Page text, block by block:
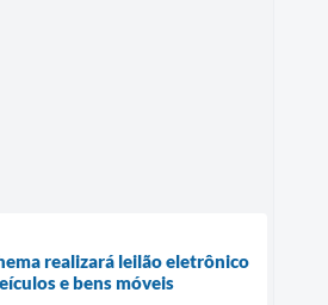
realizará leilão eletrônico
e bens móveis